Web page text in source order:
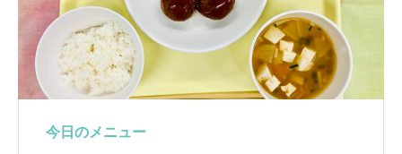
今日のメニュー